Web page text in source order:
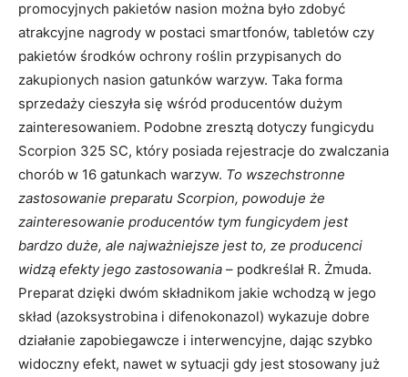
promocyjnych pakietów nasion można było zdobyć
atrakcyjne nagrody w postaci smartfonów, tabletów czy
pakietów środków ochrony roślin przypisanych do
zakupionych nasion gatunków warzyw. Taka forma
sprzedaży cieszyła się wśród producentów dużym
zainteresowaniem. Podobne zresztą dotyczy fungicydu
Scorpion 325 SC, który posiada rejestracje do zwalczania
chorób w 16 gatunkach warzyw. To wszechstronne
zastosowanie preparatu Scorpion, powoduje że
zainteresowanie producentów tym fungicydem jest
bardzo duże, ale najważniejsze jest to, ze producenci
widzą efekty jego zastosowania – podkreślał R. Żmuda.
Preparat dzięki dwóm składnikom jakie wchodzą w jego
skład (azoksystrobina i difenokonazol) wykazuje dobre
działanie zapobiegawcze i interwencyjne, dając szybko
widoczny efekt, nawet w sytuacji gdy jest stosowany już